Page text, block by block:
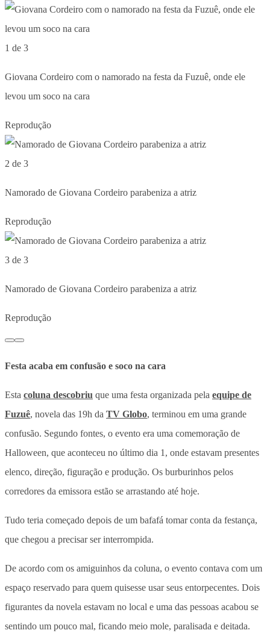
1 de 3
Giovana Cordeiro com o namorado na festa da Fuzuê, onde ele
levou um soco na cara
Reprodução
2 de 3
Namorado de Giovana Cordeiro parabeniza a atriz
Reprodução
3 de 3
Namorado de Giovana Cordeiro parabeniza a atriz
Reprodução
Festa acaba em confusão e soco na cara
Esta coluna descobriu que uma festa organizada pela equipe de
Fuzuê, novela das 19h da TV Globo, terminou em uma grande
confusão. Segundo fontes, o evento era uma comemoração de
Halloween, que aconteceu no último dia 1, onde estavam presentes
elenco, direção, figuração e produção. Os burburinhos pelos
corredores da emissora estão se arrastando até hoje.
Tudo teria começado depois de um bafafá tomar conta da festança,
que chegou a precisar ser interrompida.
De acordo com os amiguinhos da coluna, o evento contava com um
espaço reservado para quem quisesse usar seus entorpecentes. Dois
figurantes da novela estavam no local e uma das pessoas acabou se
sentindo um pouco mal, ficando meio mole, paralisada e deitada.